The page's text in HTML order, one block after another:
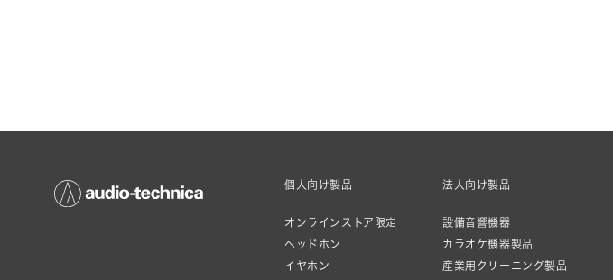
個人向け製品
オンラインストア限定
ヘッドホン
イヤホン
法人向け製品
設備音響機器
カラオケ機器製品
産業用クリーニング製品